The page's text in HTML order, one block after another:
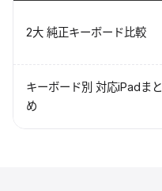
2大 純正キーボード比較
キーボード別 対応iPadまと
め